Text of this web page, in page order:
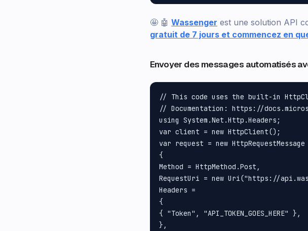
🤩 🤖 Wassenger est une solution API
gratuit de 7 jours et commencez en
Envoyer des messages automatisés
// This code uses the built-in
// Documentation: https://
using System.Net.Http.Headers;
var client = new HttpClient();
var request = new HttpRequestMessage
{
Method = HttpMethod.Post,
RequestUri = new Uri("https://
Headers =
{
{ "Token", "API_TOKEN_GOES_HERE" },
},